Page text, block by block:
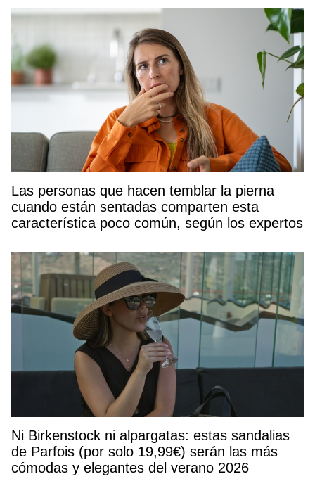
Las personas que hacen temblar la pierna
cuando están sentadas comparten esta
característica poco común, según los expertos
Ni Birkenstock ni alpargatas: estas sandalias
de Parfois (por solo 19,99€) serán las más
cómodas y elegantes del verano 2026